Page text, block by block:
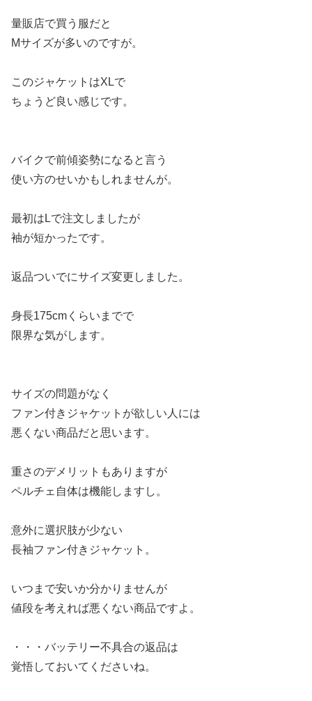
量販店で買う服だと
Mサイズが多いのですが。
このジャケットはXLで
ちょうど良い感じです。
バイクで前傾姿勢になると言う
使い方のせいかもしれませんが。
最初はLで注文しましたが
袖が短かったです。
返品ついでにサイズ変更しました。
身長175cmくらいまでで
限界な気がします。
サイズの問題がなく
ファン付きジャケットが欲しい人には
悪くない商品だと思います。
重さのデメリットもありますが
ペルチェ自体は機能しますし。
意外に選択肢が少ない
長袖ファン付きジャケット。
いつまで安いか分かりませんが
値段を考えれば悪くない商品ですよ。
・・・バッテリー不具合の返品は
覚悟しておいてくださいね。